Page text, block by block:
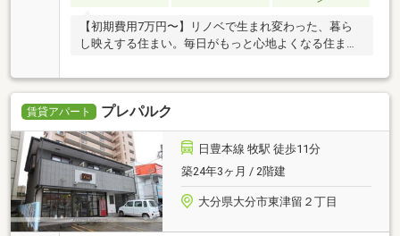
【初期費用7万円〜】リノベで生まれ変わった、暮ら
し映えする住まい。毎日がもっと心地よくなる住ま
賃貸アパート プレパルク
日豊本線 牧駅 徒歩11分
築24年3ヶ月 / 2階建
大分県大分市東津留２丁目